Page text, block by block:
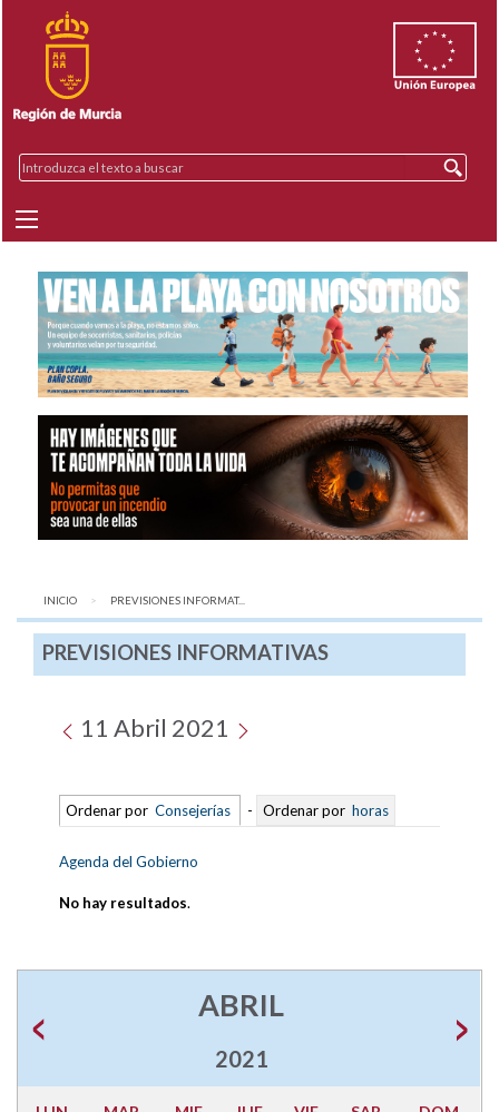
INICIO AQUÍ:
PREVISIONES INFORMAT...
PREVISIONES INFORMATIVAS
11 Abril 2021
Ordenar por Consejerías - Ordenar por horas
Agenda del Gobierno
No hay resultados.
ABRIL
2021